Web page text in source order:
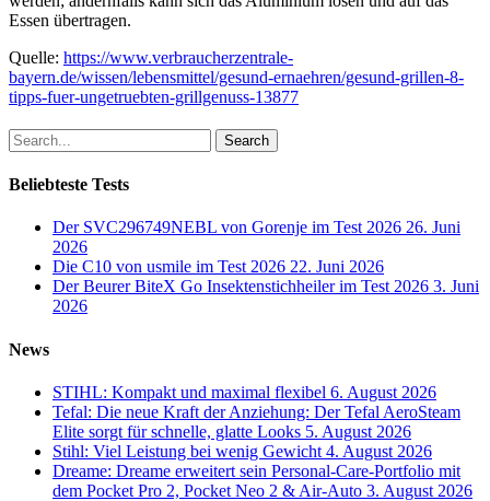
Essen übertragen.
Quelle: https://www.verbraucherzentrale-
bayern.de/wissen/lebensmittel/gesund-ernaehren/gesund-grillen-8-
tipps-fuer-ungetruebten-grillgenuss-13877
Search
Beliebteste Tests
Der SVC296749NEBL von Gorenje im Test 2026 26. Juni
2026
Die C10 von usmile im Test 2026 22. Juni 2026
Der Beurer BiteX Go Insektenstichheiler im Test 2026 3. Juni
2026
News
STIHL: Kompakt und maximal flexibel 6. August 2026
Tefal: Die neue Kraft der Anziehung: Der Tefal AeroSteam
Elite sorgt für schnelle, glatte Looks 5. August 2026
Stihl: Viel Leistung bei wenig Gewicht 4. August 2026
Dreame: Dreame erweitert sein Personal-Care-Portfolio mit
dem Pocket Pro 2, Pocket Neo 2 & Air-Auto 3. August 2026